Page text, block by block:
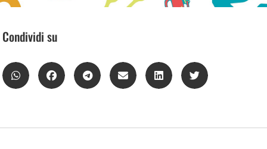
Condividi su